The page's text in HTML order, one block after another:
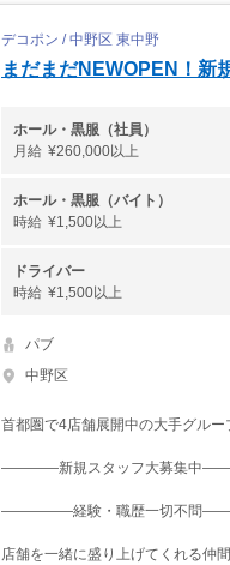
デコポン / 中野区 東中野
まだまだNEWOPEN！新
ホール・黒服（社員）
月給 ¥260,000以上
ホール・黒服（バイト）
時給 ¥1,500以上
ドライバー
時給 ¥1,500以上
パブ
中野区
首都圏で4店舗展開中の大手グルー
――――新規スタッフ大募集中
―――――経験・職歴一切不問
店舗を一緒に盛り上げてくれる仲